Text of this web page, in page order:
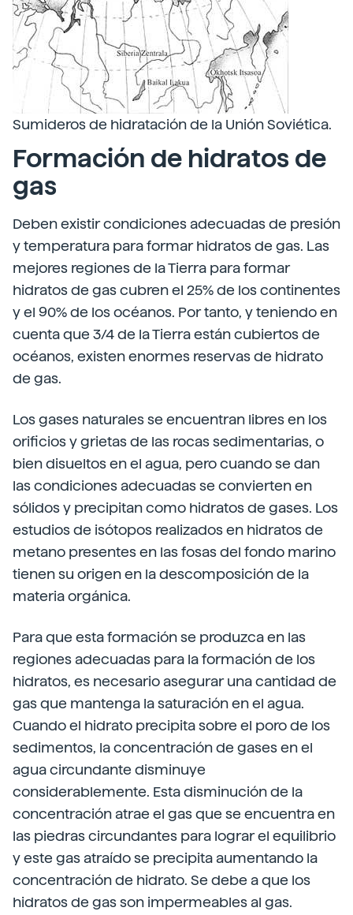
Sumideros de hidratación de la Unión Soviética.
Formación de hidratos de
gas
Deben existir condiciones adecuadas de presión
y temperatura para formar hidratos de gas. Las
mejores regiones de la Tierra para formar
hidratos de gas cubren el 25% de los continentes
y el 90% de los océanos. Por tanto, y teniendo en
cuenta que 3/4 de la Tierra están cubiertos de
océanos, existen enormes reservas de hidrato
de gas.
Los gases naturales se encuentran libres en los
orificios y grietas de las rocas sedimentarias, o
bien disueltos en el agua, pero cuando se dan
las condiciones adecuadas se convierten en
sólidos y precipitan como hidratos de gases. Los
estudios de isótopos realizados en hidratos de
metano presentes en las fosas del fondo marino
tienen su origen en la descomposición de la
materia orgánica.
Para que esta formación se produzca en las
regiones adecuadas para la formación de los
hidratos, es necesario asegurar una cantidad de
gas que mantenga la saturación en el agua.
Cuando el hidrato precipita sobre el poro de los
sedimentos, la concentración de gases en el
agua circundante disminuye
considerablemente. Esta disminución de la
concentración atrae el gas que se encuentra en
las piedras circundantes para lograr el equilibrio
y este gas atraído se precipita aumentando la
concentración de hidrato. Se debe a que los
hidratos de gas son impermeables al gas.